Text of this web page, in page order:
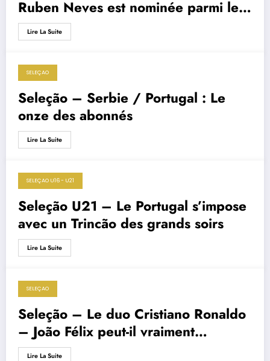
Ruben Neves est nominée parmi les
buts du mois en Premier League
Lire La Suite
6 septembre 2019
SELEÇAO
Seleção – Serbie / Portugal : Le
onze des abonnés
Lire La Suite
6 septembre 2019
SELEÇAO U16 - U21
Seleção U21 – Le Portugal s’impose
avec un Trincão des grands soirs
Lire La Suite
5 septembre 2019
SELEÇAO
Seleção – Le duo Cristiano Ronaldo
– João Félix peut-il vraiment
fonctionner ?
Lire La Suite